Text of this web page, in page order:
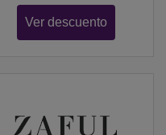
Ver descuento